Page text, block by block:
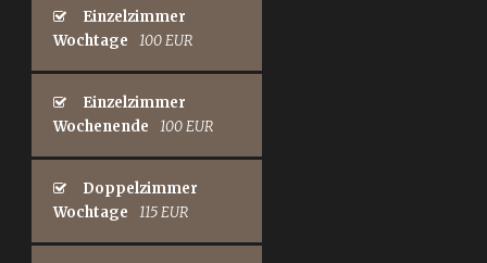
Einzelzimmer
Wochtage
100 EUR
Einzelzimmer
Wochenende
100 EUR
Doppelzimmer
Wochtage
115 EUR